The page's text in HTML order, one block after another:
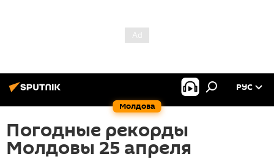
Молдова
РУС
Погодные рекорды
Молдовы 25 апреля